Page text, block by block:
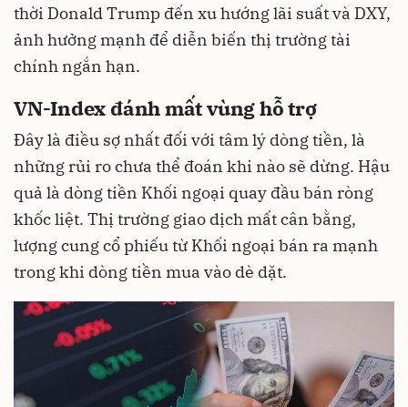
thời Donald Trump đến xu hướng lãi suất và DXY,
ảnh hưởng mạnh để diễn biến thị trường tài
chính ngắn hạn.
VN-Index đánh mất vùng hỗ trợ
Đây là điều sợ nhất đối với tâm lý dòng tiền, là
những rủi ro chưa thể đoán khi nào sẽ dừng. Hậu
quả là dòng tiền Khối ngoại quay đầu bán ròng
khốc liệt. Thị trường giao dịch mất cân bằng,
lượng cung cổ phiếu từ Khối ngoại bán ra mạnh
trong khi dòng tiền mua vào dè dặt.